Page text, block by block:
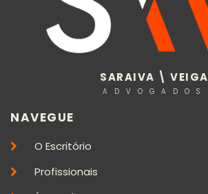
SARAIVA \ VEIGA
ADVOGADOS
NAVEGUE
O Escritório
Profissionais